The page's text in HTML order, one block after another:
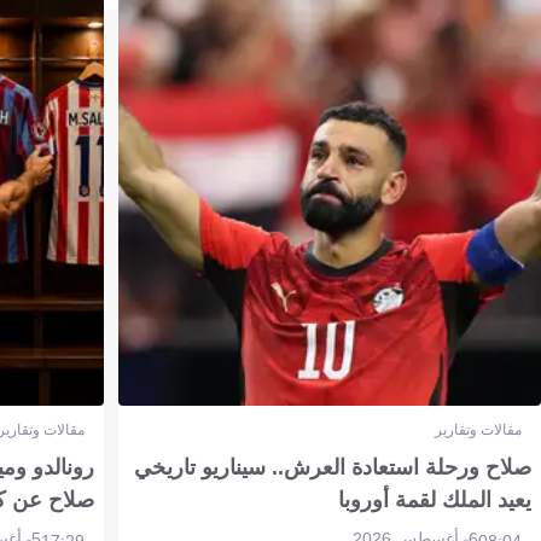
مقالات وتقارير
صلاح ورحلة استعادة العرش.. سيناريو تاريخي
يعيد الملك لقمة أوروبا
مقالات
رونالدو
صلاح عن